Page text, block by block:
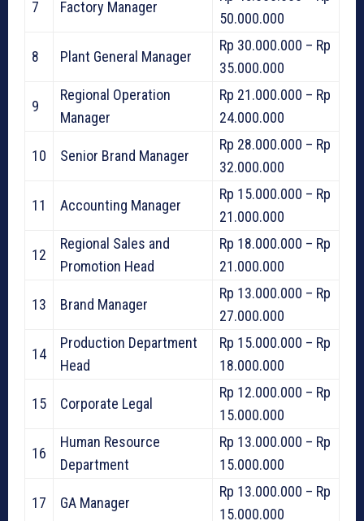
7 Factory Manager
50.000.000
8 Plant General Manager
Rp 30.000.000 – Rp
35.000.000
9
Regional Operation
Manager
Rp 21.000.000 – Rp
24.000.000
10 Senior Brand Manager
Rp 28.000.000 – Rp
32.000.000
11 Accounting Manager
Rp 15.000.000 – Rp
21.000.000
12
Regional Sales and
Promotion Head
Rp 18.000.000 – Rp
21.000.000
13 Brand Manager
Rp 13.000.000 – Rp
27.000.000
14
Production Department
Head
Rp 15.000.000 – Rp
18.000.000
15 Corporate Legal
Rp 12.000.000 – Rp
15.000.000
16
Human Resource
Department
Rp 13.000.000 – Rp
15.000.000
17 GA Manager
Rp 13.000.000 – Rp
15.000.000